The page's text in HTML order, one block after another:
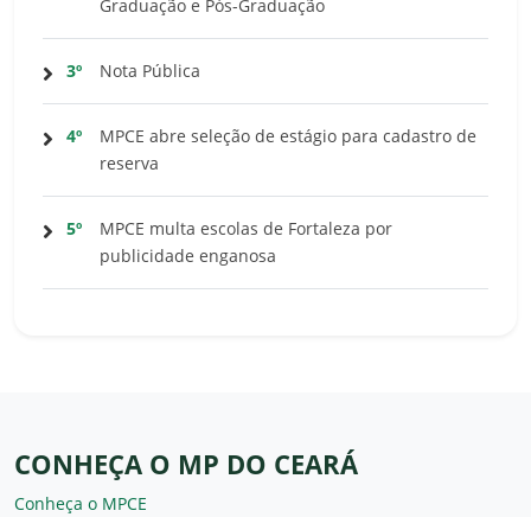
Graduação e Pós-Graduação
3º Nota Pública
4º
MPCE abre seleção de estágio para cadastro de
reserva
5º
MPCE multa escolas de Fortaleza por
publicidade enganosa
CONHEÇA O MP DO CEARÁ
Conheça o MPCE